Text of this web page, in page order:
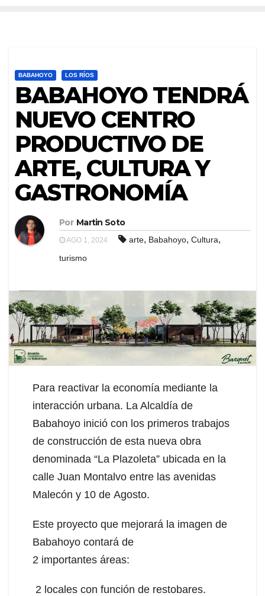
BABAHOYO LOS RÍOS
BABAHOYO TENDRÁ
NUEVO CENTRO
PRODUCTIVO DE
ARTE, CULTURA Y
GASTRONOMÍA
Por Martin Soto
AGO 1, 2024 arte, Babahoyo, Cultura,
turismo
Para reactivar la economía mediante la
interacción urbana. La Alcaldía de
Babahoyo inició con los primeros trabajos
de construcción de esta nueva obra
denominada “La Plazoleta” ubicada en la
calle Juan Montalvo entre las avenidas
Malecón y 10 de Agosto.
Este proyecto que mejorará la imagen de
Babahoyo contará de
2 importantes áreas:
2 locales con función de restobares.